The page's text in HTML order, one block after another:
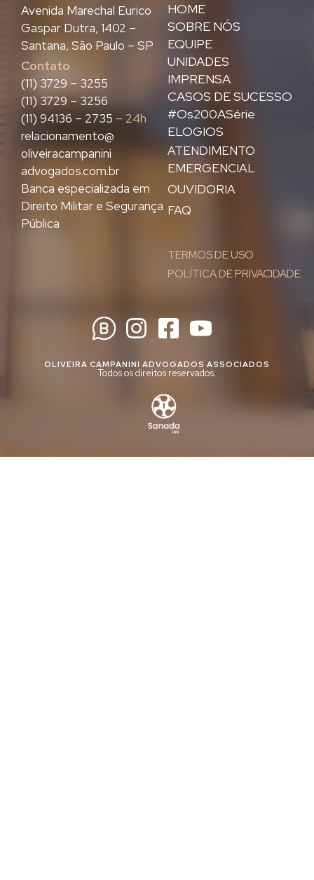
HOME
SOBRE NÓS
EQUIPE
UNIDADES
IMPRENSA
CASOS DE SUCESSO
#Os200ASérie
ELOGIOS
ATENDIMENTO
EMERGENCIAL
OUVIDORIA
FAQ
TERMOS DE USO
POLÍTICA DE PRIVACIDADE
Avenida Marechal Eurico
Gaspar Dutra, 1402 –
Santana, São Paulo – SP
Contato
(11) 3729 – 3255
(11) 3729 – 3256
(11) 94136 – 2735 – 24h
relacionamento@
oliveiracampanini
advogados.com.br
Banca especializada em
Direito Militar e Segurança
Pública
OLIVEIRA CAMPANINI ADVOGADOS ASSOCIADOS
Todos os direitos reservados.